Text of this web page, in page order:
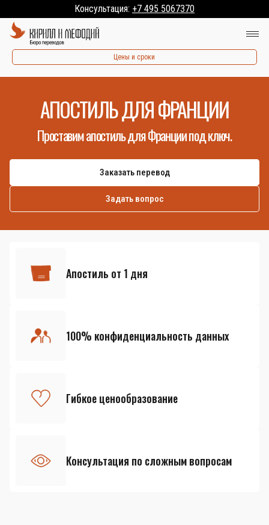
Консультация: +7 495 5067370
Цены и сроки
АПОСТИЛЬ ДЛЯ ФРАНЦИИ
Проставим апостиль для Франции под ключ.
Заказать перевод
Задать вопрос
Апостиль от 1 дня
100% конфиденциальность данных
Гибкое ценообразование
Консультация по сложным вопросам